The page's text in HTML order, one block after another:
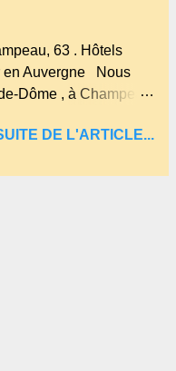
comme "sans fond"
entraînant vers les
les malheureux qui
63 . Hôtels
en Auvergne Nous
Dôme , à Champeau
. L'Hôtel-Restaurant
son jambon de pays et
DE L'ARTICLE...